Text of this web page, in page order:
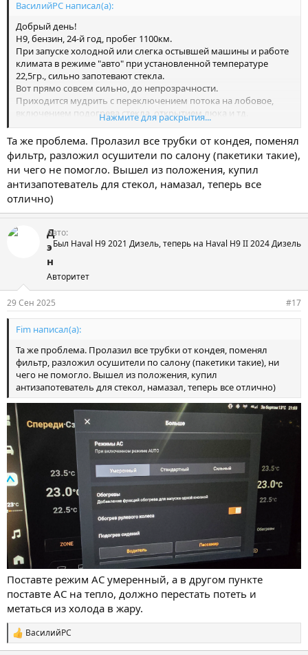
ВасилийРС написал(а):
Добрый день!
Н9, бензин, 24-й год, пробег 1100км.
При запуске холодной или слегка остывшей машины и работе
климата в режиме "авто" при установленной температуре
22,5гр., сильно запотевают стекла.
Вот прямо совсем сильно, до непрозрачности.
Приходится мудрить с переключением потока на лобовое,
включением подогрева стекла, открытием люка и тд.
Первый раз с таким сталкиваюсь!
Это нормально или я какого-то секрета не знаю?))
Подскажите, коллеги!
Спасибо!
Нажмите для раскрытия...
Та же проблема. Пролазил все трубки от кондея, поменял
фильтр, разложил осушители по салону (пакетики такие),
ни чего не помогло. Вышел из положения, купил
антизапотеватель для стекол, намазал, теперь все
отлично)
Д
э
н
Авторитет
Авто
Был Haval H9 2021 Дизель, теперь на Haval H9 II 2024 Дизель
29 Сен 2025 #17
Fim написал(а):
Та же проблема. Пролазил все трубки от кондея, поменял
фильтр, разложил осушители по салону (пакетики такие), ни
чего не помогло. Вышел из положения, купил
антизапотеватель для стекол, намазал, теперь все отлично)
Поставте режим АС умеренный, а в другом пункте
поставте АС на тепло, должно перестать потеть и
метаться из холода в жару.
С
и
ВасилийРС